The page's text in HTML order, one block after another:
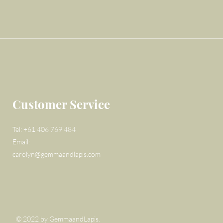
Customer Service
Tel: +61 406 769 484
Email:
carolyn@gemmaandlapis.com
© 2022 by GemmaandLapis.